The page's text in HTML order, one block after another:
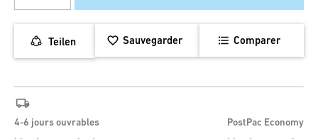
Teilen Sauvegarder Comparer
4-6 jours ouvrables
PostPac Economy